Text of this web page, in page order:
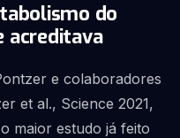
do
acreditava
e colaboradores
et al., Science 2021,
maior estudo já feito